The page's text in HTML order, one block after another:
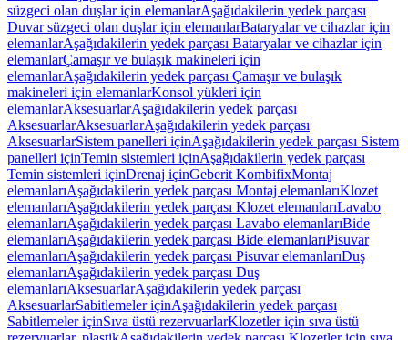
süzgeci olan duşlar için elemanlarAşağıdakilerin yedek parçası
Duvar süzgeci olan duşlar için elemanlarBataryalar ve cihazlar için
elemanlarAşağıdakilerin yedek parçası Bataryalar ve cihazlar için
elemanlarÇamaşır ve bulaşık makineleri için
elemanlarAşağıdakilerin yedek parçası Çamaşır ve bulaşık
makineleri için elemanlarKonsol yükleri için
elemanlarAksesuarlarAşağıdakilerin yedek parçası
AksesuarlarAksesuarlarAşağıdakilerin yedek parçası
AksesuarlarSistem panelleri içinAşağıdakilerin yedek parçası Sistem
panelleri içinTemin sistemleri içinAşağıdakilerin yedek parçası
Temin sistemleri içinDrenaj içinGeberit KombifixMontaj
elemanlarıAşağıdakilerin yedek parçası Montaj elemanlarıKlozet
elemanlarıAşağıdakilerin yedek parçası Klozet elemanlarıLavabo
elemanlarıAşağıdakilerin yedek parçası Lavabo elemanlarıBide
elemanlarıAşağıdakilerin yedek parçası Bide elemanlarıPisuvar
elemanlarıAşağıdakilerin yedek parçası Pisuvar elemanlarıDuş
elemanlarıAşağıdakilerin yedek parçası Duş
elemanlarıAksesuarlarAşağıdakilerin yedek parçası
AksesuarlarSabitlemeler içinAşağıdakilerin yedek parçası
Sabitlemeler içinSıva üstü rezervuarlarKlozetler için sıva üstü